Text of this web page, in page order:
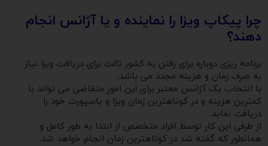
چرا پیکاپ ویزا را نماینده و یا آژانس انجام
دهند؟
برنامه ریزی دوباره برای رفتن به کشور ثالث برای دریافت ویزا نیاز
به صرف زمان و هزینه مجدد می باشد.
با انتخاب یک آژانس معتبر برای این امور متقاضی می تواند با
کمترین هزینه و در کوتاهترین زمان ویزا و پاسپورت خود را
دریافت نماید.
از طرفی این کار توسط افراد متخصص از ابتدا به طور کامل و
همانطور که گفته شد در کوتاهترین زمان انجام خواهد شد.